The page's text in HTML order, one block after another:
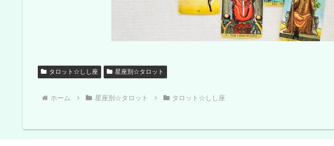
タロット☆しし座 星座別☆タロット
ホーム 星座別☆タロット タロット☆しし座